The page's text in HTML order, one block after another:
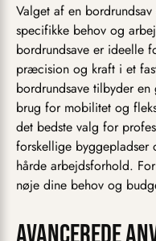
Valget af en
specifikke behov og
bordrundsave er ideelle
præcision og kraft i et
bordrundsave tilbyder
brug for mobilitet og
det bedste valg for
forskellige
hårde arbejdsforhold.
nøje dine behov og